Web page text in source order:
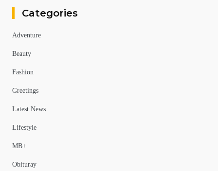
Categories
Adventure
Beauty
Fashion
Greetings
Latest News
Lifestyle
MB+
Obituray